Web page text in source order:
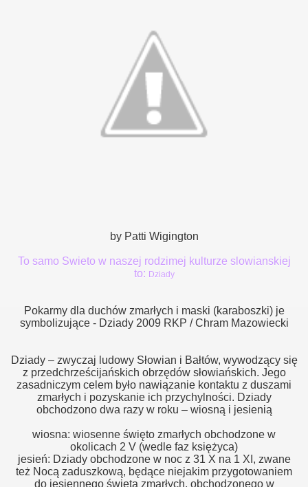
by Patti Wigington
To samo Swieto w naszej rodzimej kulturze slowianskiej
to: Dziady
Pokarmy dla duchów zmarłych i maski (karaboszki) je
symbolizujące - Dziady 2009 RKP / Chram Mazowiecki
Dziady – zwyczaj ludowy Słowian i Bałtów, wywodzący się
z przedchrześcijańskich obrzędów słowiańskich. Jego
zasadniczym celem było nawiązanie kontaktu z duszami
zmarłych i pozyskanie ich przychylności. Dziady
obchodzono dwa razy w roku – wiosną i jesienią
wiosna: wiosenne święto zmarłych obchodzone w
okolicach 2 V (wedle faz księżyca)
jesień: Dziady obchodzone w noc z 31 X na 1 XI, zwane
też Nocą zaduszkową, będące niejakim przygotowaniem
do jesiennego święta zmarłych, obchodzonego w